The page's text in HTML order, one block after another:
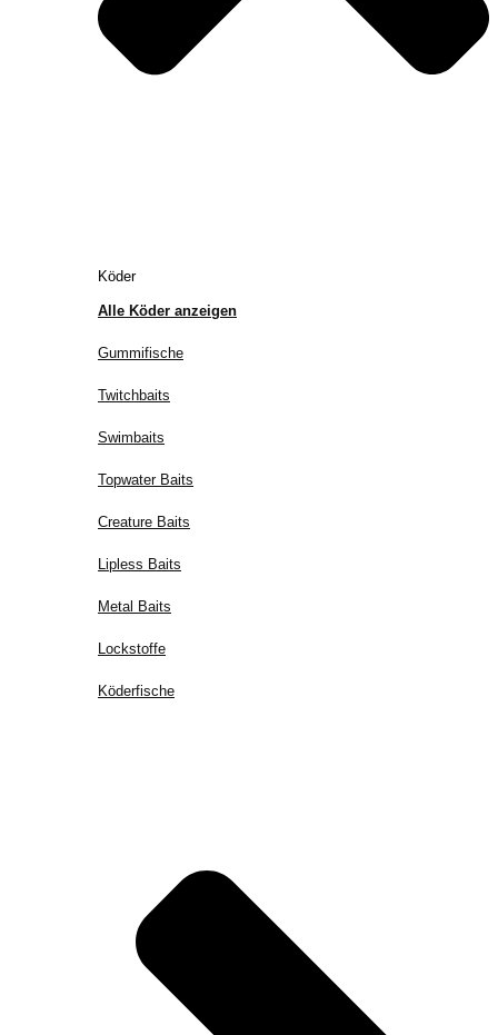
Köder
Alle Köder anzeigen
Gummifische
Twitchbaits
Swimbaits
Topwater Baits
Creature Baits
Lipless Baits
Metal Baits
Lockstoffe
Köderfische